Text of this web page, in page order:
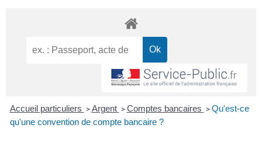
Accueil particuliers > Argent > Comptes bancaires > Qu'est-ce
qu'une convention de compte bancaire ?